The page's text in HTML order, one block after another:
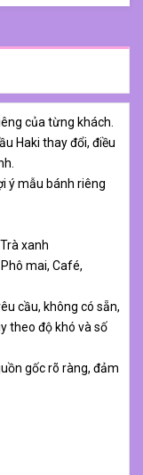
của từng khách.
Haki thay đổi, điều
ý mẫu bánh riêng
xanh
mai, Café,
cầu, không có sẵn,
theo độ khó và số
gốc rõ ràng, đảm